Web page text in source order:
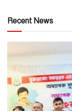
Recent News